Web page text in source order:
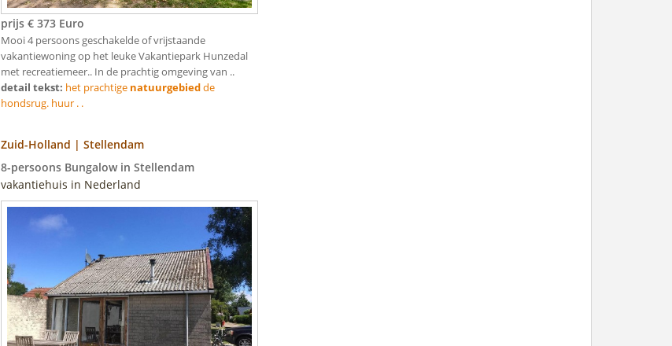
prijs € 373 Euro
Mooi 4 persoons geschakelde of vrijstaande
vakantiewoning op het leuke Vakantiepark Hunzedal
met recreatiemeer.. In de prachtig omgeving van ..
detail tekst: het prachtige natuurgebiedde
hondsrug. huur . .
Zuid-Holland | Stellendam
8-persoons Bungalow in Stellendam
vakantiehuis in Nederland